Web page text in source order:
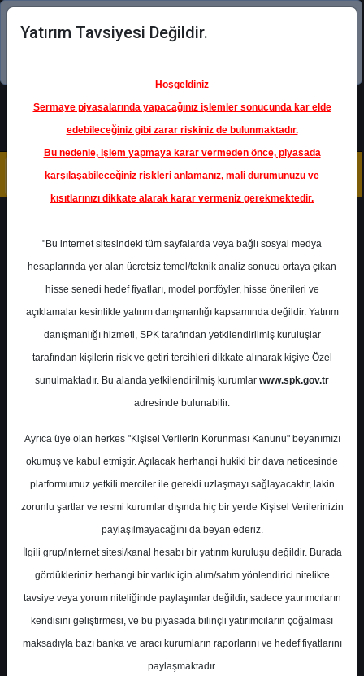
Şimdi uygulamayı indirin!
Ana Sayfa Raporlar
Deniz Yatırım
Rapor Detay
Günlük Bülten ve Şirket
Haberleri
A- A+
Günlük Bülten ve Şirket Haberleri
Yatırım Tavsiyesi Değildir.
Hoşgeldiniz
Sermaye piyasalarında yapacağınız işlemler sonucunda kar elde
edebileceğiniz gibi zarar riskiniz de bulunmaktadır.
Bu nedenle, işlem yapmaya karar vermeden önce, piyasada
karşılaşabileceğiniz riskleri anlamanız, mali durumunuzu ve
kısıtlarınızı dikkate alarak karar vermeniz gerekmektedir.
"Bu internet sitesindeki tüm sayfalarda veya bağlı sosyal medya
hesaplarında yer alan ücretsiz temel/teknik analiz sonucu ortaya çıkan
hisse senedi hedef fiyatları, model portföyler, hisse önerileri ve
açıklamalar kesinlikle yatırım danışmanlığı kapsamında değildir. Yatırım
danışmanlığı hizmeti, SPK tarafından yetkilendirilmiş kuruluşlar
tarafından kişilerin risk ve getiri tercihleri dikkate alınarak kişiye Özel
sunulmaktadır. Bu alanda yetkilendirilmiş kurumlar www.spk.gov.tr
adresinde bulunabilir.
Ayrıca üye olan herkes "Kişisel Verilerin Korunması Kanunu" beyanımızı
okumuş ve kabul etmiştir. Açılacak herhangi hukiki bir dava neticesinde
platformumuz yetkili merciler ile gerekli uzlaşmayı sağlayacaktır, lakin
zorunlu şartlar ve resmi kurumlar dışında hiç bir yerde Kişisel Verilerinizin
paylaşılmayacağını da beyan ederiz.
İlgili grup/internet sitesi/kanal hesabı bir yatırım kuruluşu değildir. Burada
gördükleriniz herhangi bir varlık için alım/satım yönlendirici nitelikte
tavsiye veya yorum niteliğinde paylaşımlar değildir, sadece yatırımcıların
kendisini geliştirmesi, ve bu piyasada bilinçli yatırımcıların çoğalması
maksadıyla bazı banka ve aracı kurumların raporlarını ve hedef fiyatlarını
paylaşmaktadır.